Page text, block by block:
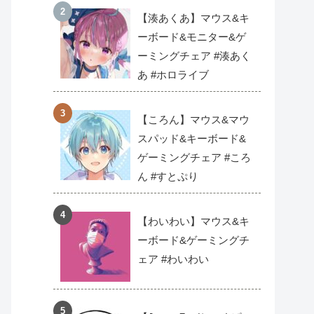
【湊あくあ】マウス&キ
ーボード&モニター&ゲ
ーミングチェア #湊あく
あ #ホロライブ
【ころん】マウス&マウ
スパッド&キーボード&
ゲーミングチェア #ころ
ん #すとぷり
【わいわい】マウス&キ
ーボード&ゲーミングチ
ェア #わいわい